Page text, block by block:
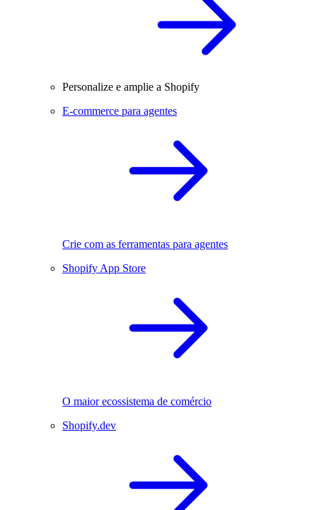
Personalize e amplie a Shopify
E-commerce para agentes
Crie com as ferramentas para agentes
Shopify App Store
O maior ecossistema de comércio
Shopify.dev